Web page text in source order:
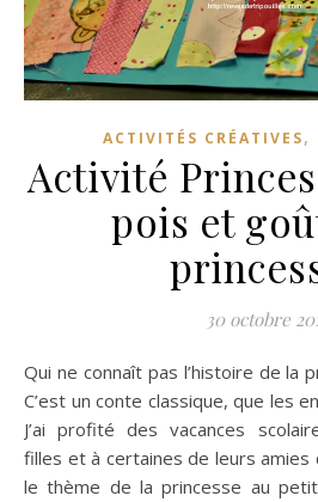
ACTIVITÉS CRÉATIVES,
Activité
pois et
30 octobre
Qui ne connaît pas l’histoire de la princesse au petit pois?!!
C’est un conte classique, que les
J’ai profité des vacances
filles et à certaines de leurs
le thème de la princesse au